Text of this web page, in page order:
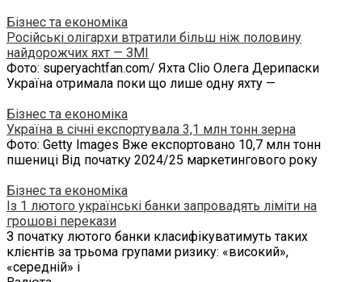
Бізнес та економіка
Російські олігархи втратили більш ніж половину
найдорожчих яхт — ЗМІ
Фото: superyachtfan.com/ Яхта Clio Олега Дерипаски
Україна отримала поки що лише одну яхту —
Бізнес та економіка
Україна в січні експортувала 3,1 млн тонн зерна
Фото: Getty Images Вже експортовано 10,7 млн тонн
пшениці Від початку 2024/25 маркетингового року
Бізнес та економіка
Із 1 лютого українські банки запровадять ліміти на
грошові перекази
З початку лютого банки класифікуватимуть таких
клієнтів за трьома групами ризику: «високий»,
«середній» і